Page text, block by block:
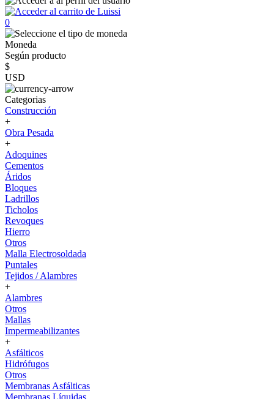
0
Moneda
Según producto
$
USD
Categorias
Construcción
+
Obra Pesada
+
Adoquines
Cementos
Áridos
Bloques
Ladrillos
Ticholos
Revoques
Hierro
Otros
Malla Electrosoldada
Puntales
Tejidos / Alambres
+
Alambres
Otros
Mallas
Impermeabilizantes
+
Asfálticos
Hidrófugos
Otros
Membranas Asfálticas
Membranas Líquidas